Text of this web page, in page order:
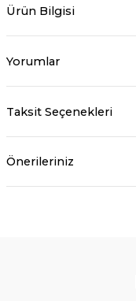
Ürün Bilgisi
Yorumlar
Taksit Seçenekleri
Önerileriniz